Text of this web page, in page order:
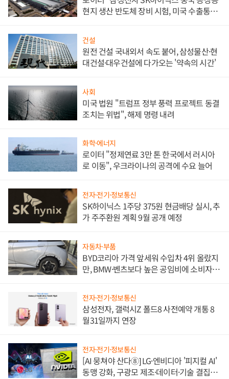
현지 생산 반도체 장비 시험, 미국 수출통제
건설
원전 건설 국내외서 속도 붙어, 삼성물산·현
대건설·대우건설에 다가오는 '약속의 시간'
사회
미국 법원 "트럼프 정부 풍력 프로젝트 동결
조치는 위법", 해제 명령 내려
화학·에너지
로이터 "정제연료 3만 톤 한국에서 러시아
로 이동", 우크라이나의 공격에 수요 늘어
전자·전기·정보통신
SK하이닉스 1주당 375원 현금배당 실시, 추
가 주주환원 계획 9월 공개 예정
자동차·부품
BYD코리아 가격 앞세워 수입차 4위 올랐지
만, BMW·벤츠보다 높은 공임비에 소비자
전자·전기·정보통신
삼성전자, 갤럭시Z 폴드8 사전예약 개통 8
월31일까지 연장
전자·전기·정보통신
[AI 뭉쳐야 산다⑧] LG·엔비디아 '피지컬 AI'
동맹 강화, 구광모 제조·데이터·기술 결집